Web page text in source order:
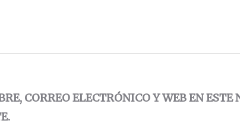
CORREO ELECTRÓNICO Y WEB EN